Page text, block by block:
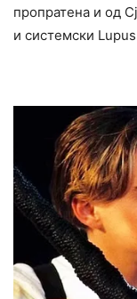
пропратена и од
и системски